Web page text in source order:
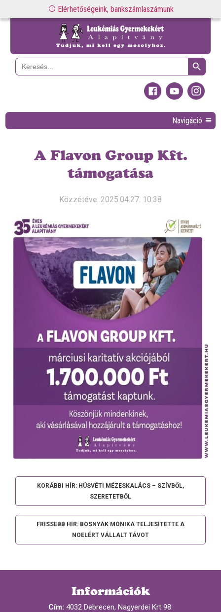
Elérhetőségeink, bankszámlaszámunk
Search
for:
Search Button
Navigáció
A Flavon Group Kft.
támogatása
Közzétéve: 2025.04.27. 10:38
KORÁBBI HÍR: HÚSVÉTI MÉZESKALÁCS – SZÍVBŐL,
SZERETETBŐL
FRISSEBB HÍR: BOSNYÁK MÓNIKA TELJESÍTETTE A
NOELÉRT VÁLLALT TÁVOT
Információk
Cím: 4032 Debrecen, Nagyerdei Krt 98.